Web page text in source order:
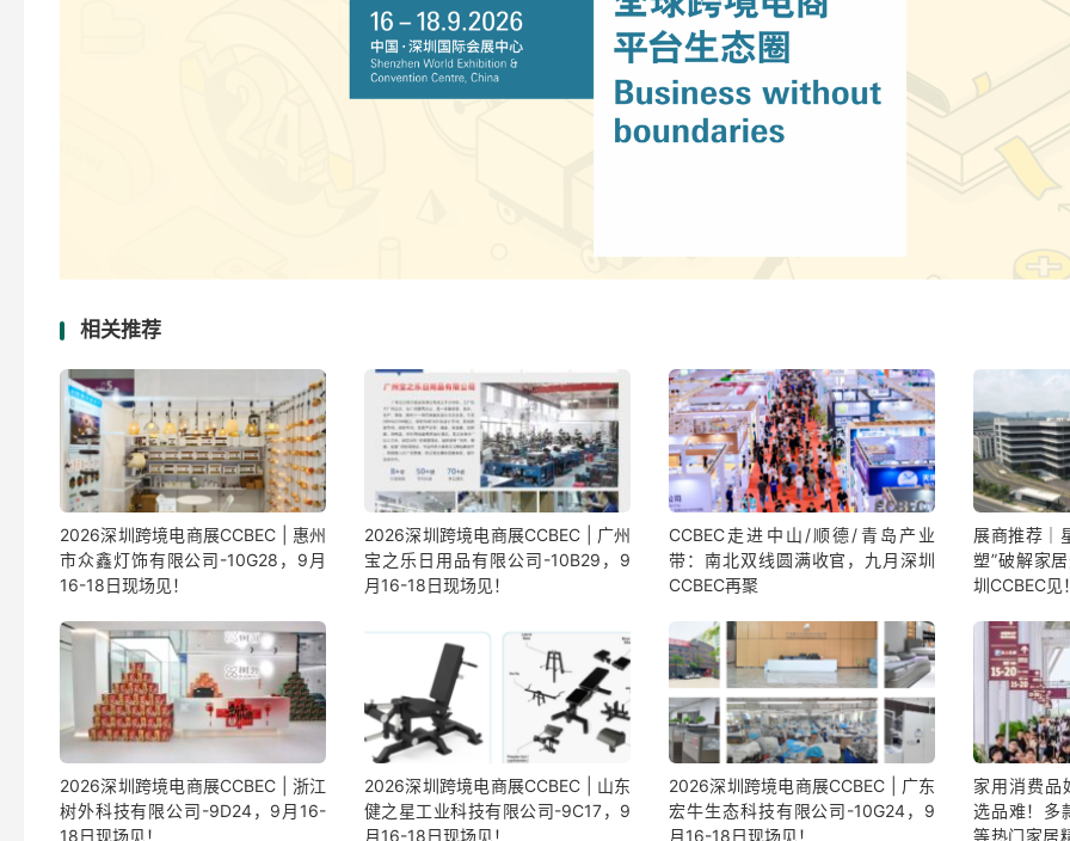
相关推荐
2026深圳跨境电商展CCBEC | 惠州
市众鑫灯饰有限公司-10G28，9月
16-18日现场见！
2026深圳跨境电商展CCBEC | 广州
宝之乐日用品有限公司-10B29，9
月16-18日现场见！
CCBEC走进中山/顺德/青岛产业
带：南北双线圆满收官，九月深圳
CCBEC再聚
展商推荐｜
塑”破解家
圳CCBEC见
2026深圳跨境电商展CCBEC | 浙江
树外科技有限公司-9D24，9月16-
18日现场见！
2026深圳跨境电商展CCBEC | 山东
健之星工业科技有限公司-9C17，9
月16-18日现场见！
2026深圳跨境电商展CCBEC | 广东
宏牛生态科技有限公司-10G24，9
月16-18日现场见！
家用消费品
选品难！多
等热门家居